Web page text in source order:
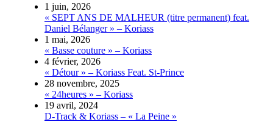
1 juin, 2026
« SEPT ANS DE MALHEUR (titre permanent) feat.
Daniel Bélanger » – Koriass
1 mai, 2026
« Basse couture » – Koriass
4 février, 2026
« Détour » – Koriass Feat. St-Prince
28 novembre, 2025
« 24heures » – Koriass
19 avril, 2024
D-Track & Koriass – « La Peine »